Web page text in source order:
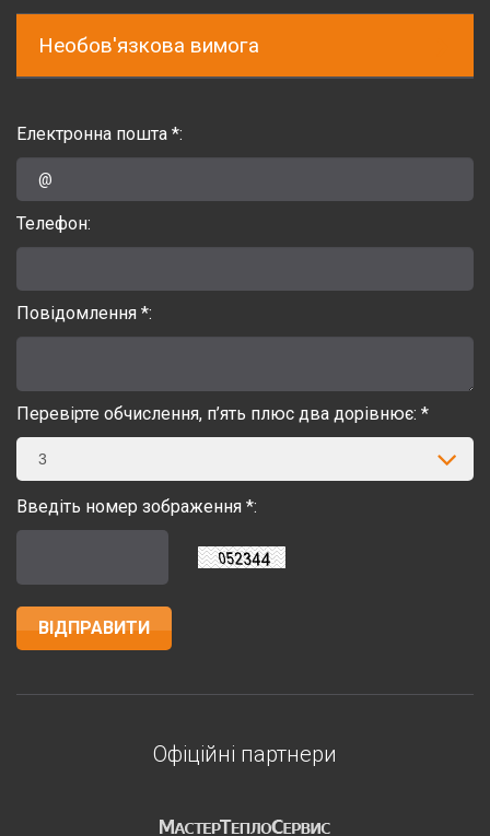
Необов'язкова вимога
Електронна пошта *:
Телефон:
Повідомлення *:
Перевірте обчислення, п’ять плюс два дорівнює: *
3
Введіть номер зображення *:
Офіційні партнери